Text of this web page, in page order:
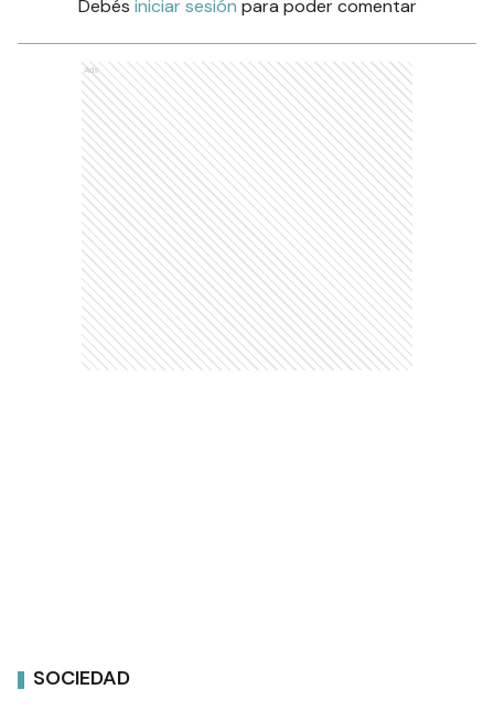
Debés iniciar sesión para poder comentar
Ads
SOCIEDAD